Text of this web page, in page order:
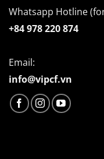
Whatsapp Hotline
+84 978 220 874
Email:
info@vipcf.vn